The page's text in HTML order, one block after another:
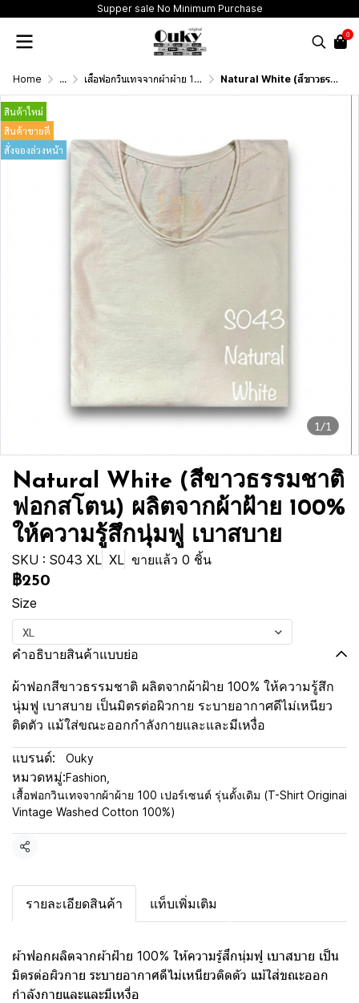
Supper sale No Minimum Purchase
0
Home ... เสื้อฟอกวินเทจจากผ้าผ้าย 100 เปอร์เซนต์ รุ่นดั้งเดิม (T-Shirt Originai Vintage Washed Cotton 100%) Natural White (สีขาวธรรมชาติฟอกสโตน) ผลิตจากผ้าฝ้าย 100% ให้ความรู้สึกนุ่มฟู เบาสบาย
1/1
สินค้าใหม่
สินค้าขายดี
สั่งจองล่วงหน้า
Natural White (สีขาวธรรมชาติ
ฟอกสโตน) ผลิตจากผ้าฝ้าย 100%
ให้ความรู้สึกนุ่มฟู เบาสบาย
SKU : S043 XL XL ขายแล้ว 0 ชิ้น
฿250
Size
XL
คำอธิบายสินค้าแบบย่อ
ผ้าฟอกสีขาวธรรมชาติ ผลิตจากผ้าฝ้าย 100% ให้ความรู้สึก
นุ่มฟู เบาสบาย เป็นมิตรต่อผิวกาย ระบายอากาศดีไม่เหนียว
ติดตัว แม้ใส่ขณะออกกำลังกายและและมีเหงื่อ
แบรนด์: Ouky
หมวดหมู่:Fashion
เสื้อฟอกวินเทจจากผ้าผ้าย 100 เปอร์เซนต์ รุ่นดั้งเดิม (T-Shirt Originai
Vintage Washed Cotton 100%)
แชร์
รายละเอียดสินค้า แท็บเพิ่มเติม
ผ้าฟอกผลิตจากผ้าฝ้าย 100% ให้ความรู้สึกนุ่มฟู เบาสบาย เป็น
มิตรต่อผิวกาย ระบายอากาศดีไม่เหนียวติดตัว แม้ใส่ขณะออก
กำลังกายและและมีเหงื่อ